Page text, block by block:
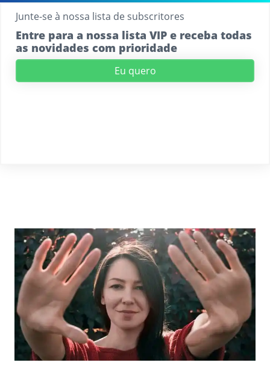
Junte-se à nossa lista de subscritores
Entre para a nossa lista VIP e receba todas
as novidades com prioridade
Eu quero